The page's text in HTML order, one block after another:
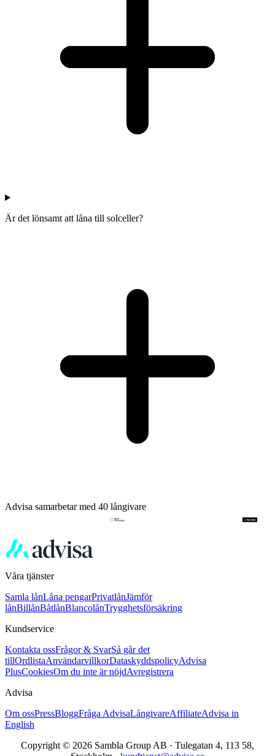
Är det lönsamt att låna till solceller?
Advisa samarbetar med 40 långivare
Våra tjänster
Samla lånLåna pengarPrivatlånJämför
lånBillånBåtlånBlancolånTrygghetsförsäkring
Kundservice
Kontakta ossFrågor & SvarSå går det
tillOrdlistaAnvändarvillkorDataskyddspolicyAdvisa
PlusCookiesOm du inte är nöjdAvregistrera
Advisa
Om ossPressBloggFråga AdvisaLångivareAffiliateAdvisa in
English
Copyright © 2026 Sambla Group AB · Tulegatan 4, 113 58,